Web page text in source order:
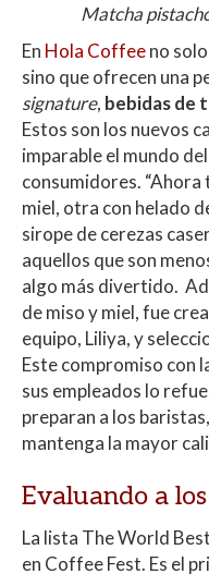
Matcha
En Hola Coffeeno
sino que ofrecen una
signature, bebidas de
Estos son los nuevos
imparable el mundo
consumidores. “Ahora
miel, otra con helado
sirope de cerezas
aquellos que son
algo más divertido.
de miso y miel, fue
equipo, Liliya, y
Este compromiso con
sus empleados lo
preparan a los
mantenga la mayor
Evaluando a
La lista The World
en Coffee Fest. Es el